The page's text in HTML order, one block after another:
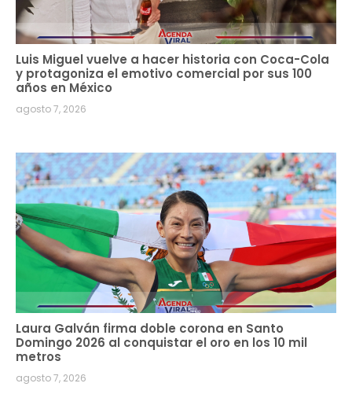
Luis Miguel vuelve a hacer historia con Coca-Cola
y protagoniza el emotivo comercial por sus 100
años en México
agosto 7, 2026
Laura Galván firma doble corona en Santo
Domingo 2026 al conquistar el oro en los 10 mil
metros
agosto 7, 2026